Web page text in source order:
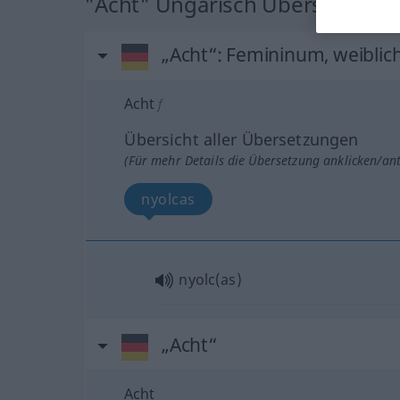
„Acht“: Femininum,
Acht f
Übersicht aller Übersetzungen
(Für mehr Details die Übersetzung anklicken/
nyolcas
nyolc(as)
„Acht“
Acht